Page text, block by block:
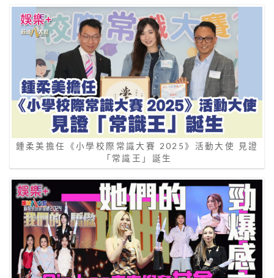
鍾柔美擔任《小學校際常識大賽 2025》活動大使 見證
「常識王」誕生